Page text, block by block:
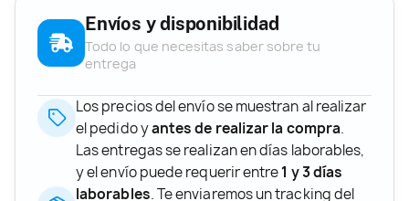
Envíos y disponibilidad
Todo lo que necesitas saber sobre tu
entrega
Los precios del envío se muestran al realizar
el pedido yantes de realizar la compra.
Las entregas se realizan en días laborables,
y el envío puede requerir entre1 y 3 días
laborables. Te enviaremos un tracking del